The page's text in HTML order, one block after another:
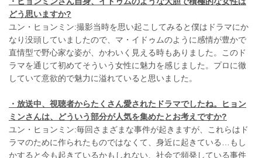
どう思いますか?
ユン・ヒョンミン:撮影当時を思い起こしてみると僕はドラマにか
なり没頭していましたので、マ・イドゥムのように感情が豊かで
直情型で野心家な姿が、かわいく見える時もありました。このド
ラマを通じて初めてそういう女性に魅力を感じました。プロに徹
していて意欲的で魅力に溢れていると思いました。
・放送中、視聴者からたくさん愛されたドラマでしたね。ヒョン
ミンさんは、どういう部分が人気を集めたとお考えですか?
ユン・ヒョンミン:毎回さまざまな事件が起きますが、これらはド
ラマのために作られたものではなくて、身近に起きている…もし
かすると今も起きているかもしれない、社会で頻発している事件